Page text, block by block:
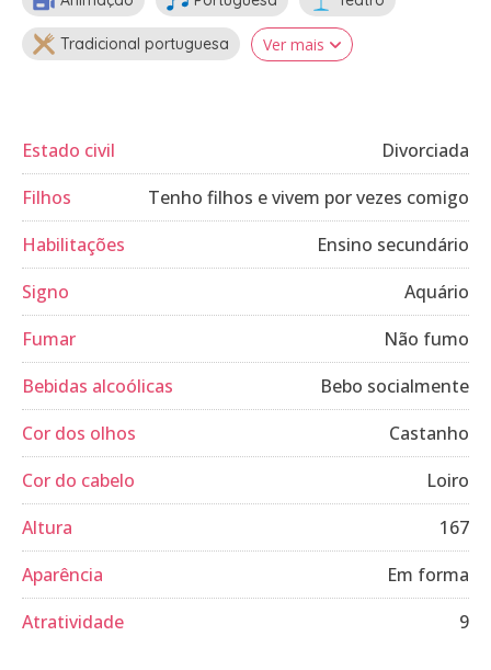
Tradicional portuguesa Ver mais
Estado civil
Divorciada
Filhos
Tenho filhos e vivem por vezes comigo
Habilitações
Ensino secundário
Signo
Aquário
Fumar
Não fumo
Bebidas alcoólicas
Bebo socialmente
Cor dos olhos
Castanho
Cor do cabelo
Loiro
Altura
167
Aparência
Em forma
Atratividade
9